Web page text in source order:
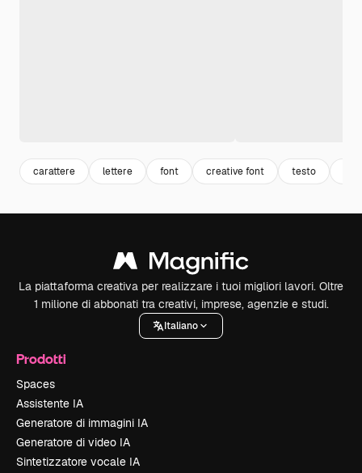
carattere lettere font creative font testo
La piattaforma creativa per realizzare i tuoi migliori lavori. Oltre
1 milione di abbonati tra creativi, imprese, agenzie e studi.
Italiano
Prodotti
Spaces
Assistente IA
Generatore di immagini IA
Generatore di video IA
Sintetizzatore vocale IA